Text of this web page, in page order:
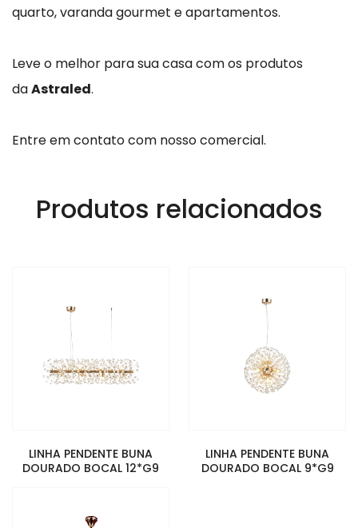
quarto, varanda gourmet e apartamentos.
Leve o melhor para sua casa com os produtos
daAstraled.
Entre em contato com nosso comercial.
Produtos relacionados
LINHA PENDENTE BUNA
DOURADO BOCAL 12*G9
LINHA PENDENTE BUNA
DOURADO BOCAL 9*G9